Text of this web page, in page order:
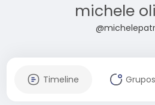
michele
Timeline Grupos